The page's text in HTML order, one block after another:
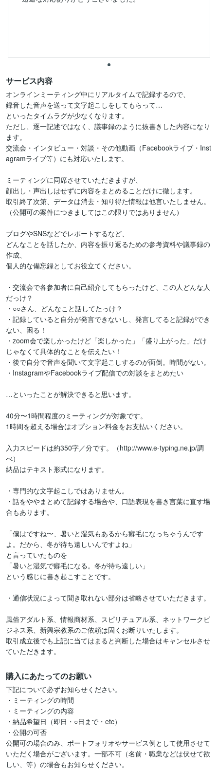
サービス内容
オンラインミーティング中にリアルタイムで記録するので、
録音した音声を送って文字起こしをしてもらって…
といったタイムラグが少なくなります。
ただし、逐一記述ではなく、議事録のように抜書きした内容になり
ます。
交流会・インタビュー・対談・その他動画（Facebookライブ・Inst
agramライブ等）にも対応いたします。
ミーティングに同席させていただきますが、
顔出し・声出しはせずに内容をまとめることだけに徹します。
取引終了次第、データは消去・知り得た情報は他言いたしません。
（公開可の案件につきましてはこの限りではありません）
ブログやSNSなどでレポートするなど、
どんなことを話したか、内容を振り返るための参考資料や議事録の
作成、
個人的な備忘録としてお役立てください。
・交流会で各参加者に自己紹介してもらったけど、この人どんな人
だっけ？
・○○さん、どんなこと話してたっけ？
・記録していると自分が発言できないし、発言してると記録ができ
ない、困る！
・zoom会で楽しかったけど「楽しかった」「盛り上がった」だけ
じゃなくて具体的なことを伝えたい！
・後で自分で音声を聞いて文字起こしするのが面倒。時間がない。
・InstagramやFacebookライブ配信での対談をまとめたい
…といったことが解決できると思います。
40分〜1時間程度のミーティングが対象です。
1時間を超える場合はオプション料金をお支払いください。
入力スピードは約350字／分です。（http://www.e-typing.ne.jp/調
べ）
納品はテキスト形式になります。
・専門的な文字起こしではありません。
・話をややまとめて記録する場合や、口語表現を書き言葉に直す場
合もあります。
「僕はですね〜、暑いと湿気もあるから癖毛になっちゃうんです
よ。だから、冬が待ち遠しいんですよね」
と言っていたものを
「暑いと湿気で癖毛になる。冬が待ち遠しい」
という感じに書き起こすことです。
・通信状況によって聞き取れない部分は省略させていただきます。
風俗アダルト系、情報商材系、スピリチュアル系、ネットワークビ
ジネス系、新興宗教系のご依頼は固くお断りいたします。
取引成立後でも上記に当てはまると判断した場合はキャンセルさせ
ていただきます。
購入にあたってのお願い
下記について必ずお知らせください。
・ミーティングの時間
・ミーティングの内容
・納品希望日（即日・○日まで・etc）
・公開の可否
公開可の場合のみ、ポートフォリオやサービス例として使用させて
いただく場合がございます。一部不可（名前・職業などは伏せて欲
しい、等）の場合もお知らせください。